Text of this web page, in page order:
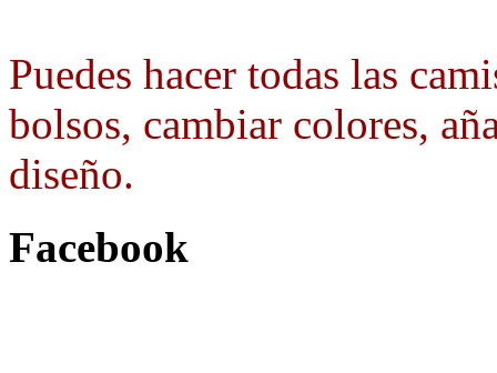
Puedes hacer todas las
bolsos, cambiar colores,
diseño.
Facebook